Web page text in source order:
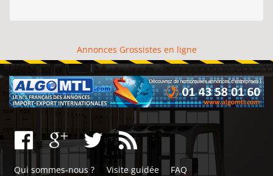
Annonces Grossistes en ligne
Qui sommes-nous ? Visite guidée FAQ